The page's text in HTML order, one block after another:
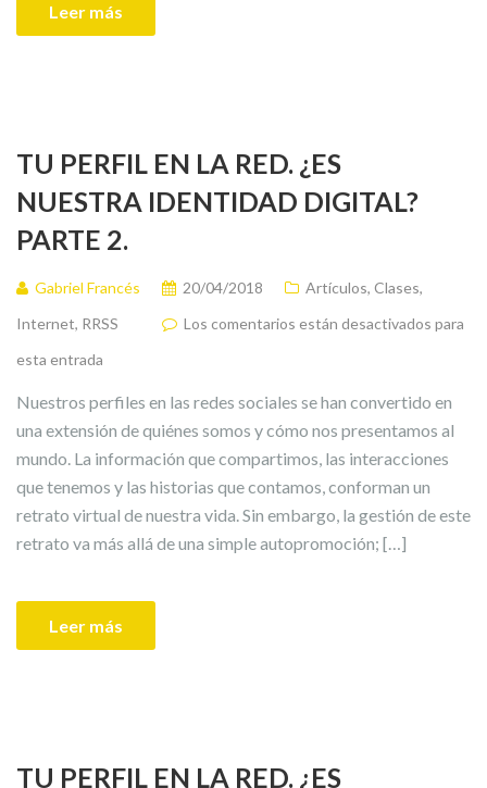
Leer más
TU PERFIL EN LA RED. ¿ES
NUESTRA IDENTIDAD DIGITAL?
PARTE 2.
Gabriel Francés 20/04/2018 Artículos, Clases,
Internet, RRSS
Los comentarios están desactivados para
esta entrada
Nuestros perfiles en las redes sociales se han convertido en
una extensión de quiénes somos y cómo nos presentamos al
mundo. La información que compartimos, las interacciones
que tenemos y las historias que contamos, conforman un
retrato virtual de nuestra vida. Sin embargo, la gestión de este
retrato va más allá de una simple autopromoción; […]
Leer más
TU PERFIL EN LA RED. ¿ES